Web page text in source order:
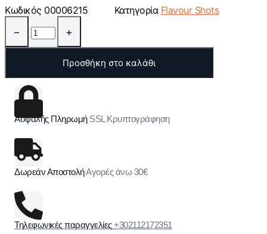
Κωδικός 00006215 Κατηγορία Flavour Shots
− +
Προσθήκη στο καλάθι
Ασφαλής Πληρωμή SSL Κρυπτογράφηση
Δωρεάν ΑποστολήΑγορές άνω 30€
Τηλεφωνικές παραγγελίες +302112172351